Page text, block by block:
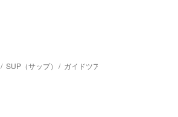
SUP（サップ） ガイドツアー